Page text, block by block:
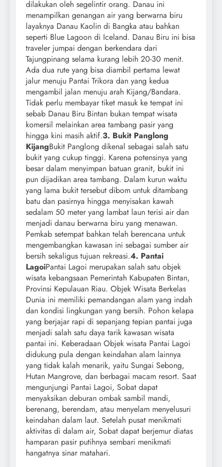
dilakukan oleh segelintir orang. Danau ini
menampilkan genangan air yang berwarna biru
layaknya Danau Kaolin di Bangka atau bahkan
seperti Blue Lagoon di Iceland. Danau Biru ini bisa
traveler jumpai dengan berkendara dari
Tajungpinang selama kurang lebih 20-30 menit.
Ada dua rute yang bisa diambil pertama lewat
jalur menuju Pantai Trikora dan yang kedua
mengambil jalan menuju arah Kijang/Bandara.
Tidak perlu membayar tiket masuk ke tempat ini
sebab Danau Biru Bintan bukan tempat wisata
komersil melainkan area tambang pasir yang
hingga kini masih aktif.3. Bukit Panglong
KijangBukit Panglong dikenal sebagai salah satu
bukit yang cukup tinggi. Karena potensinya yang
besar dalam menyimpan batuan granit, bukit ini
pun dijadikan area tambang. Dalam kurun waktu
yang lama bukit tersebut dibom untuk ditambang
batu dan pasirnya hingga menyisakan kawah
sedalam 50 meter yang lambat laun terisi air dan
menjadi danau berwarna biru yang menawan.
Pemkab setempat bahkan telah berencana untuk
mengembangkan kawasan ini sebagai sumber air
bersih sekaligus tujuan rekreasi.4. Pantai
LagoiPantai Lagoi merupakan salah satu objek
wisata kebangsaan Pemerintah Kabupaten Bintan,
Provinsi Kepulauan Riau. Objek Wisata Berkelas
Dunia ini memiliki pemandangan alam yang indah
dan kondisi lingkungan yang bersih. Pohon kelapa
yang berjajar rapi di sepanjang tepian pantai juga
menjadi salah satu daya tarik kawasan wisata
pantai ini. Keberadaan Objek wisata Pantai Lagoi
didukung pula dengan keindahan alam lainnya
yang tidak kalah menarik, yaitu Sungai Sebong,
Hutan Mangrove, dan berbagai macam resort. Saat
mengunjungi Pantai Lagoi, Sobat dapat
menyaksikan deburan ombak sambil mandi,
berenang, berendam, atau menyelam menyelusuri
keindahan dalam laut. Setelah pusat menikmati
aktivitas di dalam air, Sobat dapat berjemur diatas
hamparan pasir putihnya sembari menikmati
hangatnya sinar matahari.